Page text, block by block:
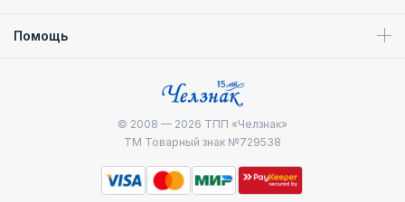
Помощь
© 2008 — 2026 ТПП «Челзнак»
ТМ Товарный знак №729538